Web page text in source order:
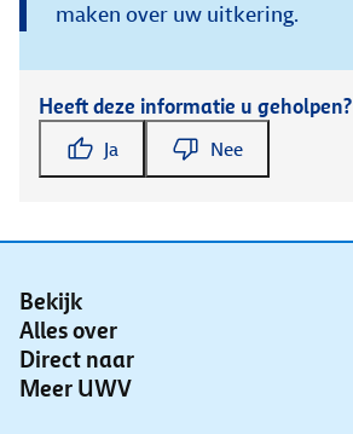
maken over uw uitkering.
Heeft deze informatie u geholpen?
Ja Nee
Bekijk
Alles over
Direct naar
Meer UWV